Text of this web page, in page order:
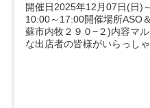
開催日2025年12月07日(日)
10:00～17:00開催場所ASO
蘇市内牧２９０−２)内容マ
な出店者の皆様がいらっし